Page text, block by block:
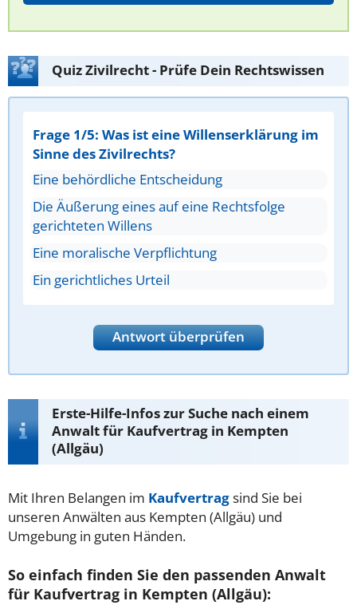
Quiz Zivilrecht - Prüfe Dein Rechtswissen
Frage 1/5: Was ist eine Willenserklärung im
Sinne des Zivilrechts?
Eine behördliche Entscheidung
Die Äußerung eines auf eine Rechtsfolge
gerichteten Willens
Eine moralische Verpflichtung
Ein gerichtliches Urteil
Antwort überprüfen
Erste-Hilfe-Infos zur Suche nach einem
Anwalt für Kaufvertrag in Kempten
(Allgäu)
Mit Ihren Belangen im Kaufvertragsind Sie bei
unseren Anwälten aus Kempten (Allgäu) und
Umgebung in guten Händen.
So einfach finden Sie den passenden Anwalt
für Kaufvertrag in Kempten (Allgäu):